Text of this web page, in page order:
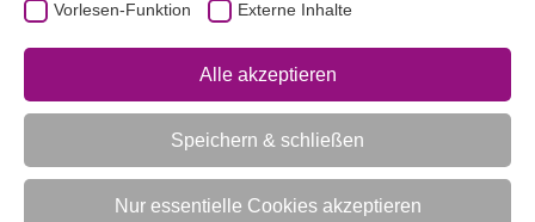
Vorlesen-Funktion aktivieren
Vorlesen-Funktion Externe Inhalte
Alle akzeptieren
Speichern & schließen
Nur essentielle Cookies akzeptieren